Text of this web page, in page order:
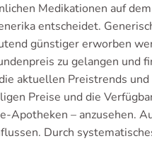
Medikationen auf
entscheidet.
günstiger erworben
zu gelangen und
aktuellen Preistrends
Preise und die
Apotheken – anzusehen.
Durch